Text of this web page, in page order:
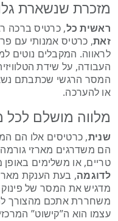
מזכרת שנשארת
ראשית כל, כרטיס ברכה
זאת, כרטיס אמנותי עם
לראווה. המקבלים נוטים
העבודה, על שידת
המסר הרגשי שכתבתם
או להערכה.
מלווה מושלם לכל
שנית, כרטיסים אלו הם
הם משדרגים מארזי
טריים, או משלימים
לדוגמה, בעת הענקת
מדגיש את המסר של פינוק
משחררת אתכם מהצורך
עצמו הוא ה”קישוט”